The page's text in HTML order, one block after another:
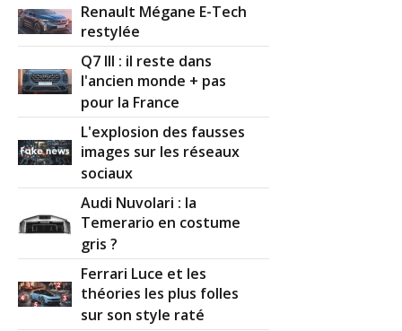
Renault Mégane E-Tech
restylée
Q7 III : il reste dans
l'ancien monde + pas
pour la France
L'explosion des fausses
images sur les réseaux
sociaux
Audi Nuvolari : la
Temerario en costume
gris ?
Ferrari Luce et les
théories les plus folles
sur son style raté